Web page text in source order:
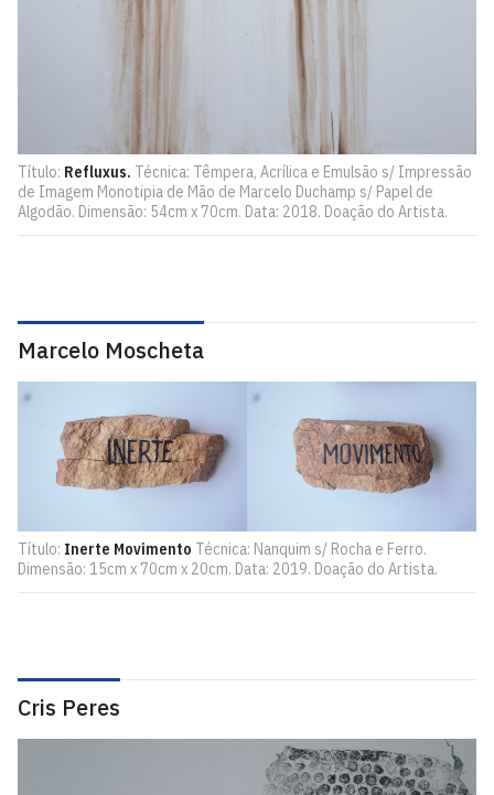
Título: Refluxus. Técnica: Têmpera, Acrílica e Emulsão s/ Impressão
de Imagem Monotipia de Mão de Marcelo Duchamp s/ Papel de
Algodão. Dimensão: 54cm x 70cm. Data: 2018. Doação do Artista.
Marcelo Moscheta
Título: Inerte Movimento Técnica: Nanquim s/ Rocha e Ferro.
Dimensão: 15cm x 70cm x 20cm. Data: 2019. Doação do Artista.
Cris Peres